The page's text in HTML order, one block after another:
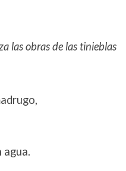
las obras de las tinieblas
agua.